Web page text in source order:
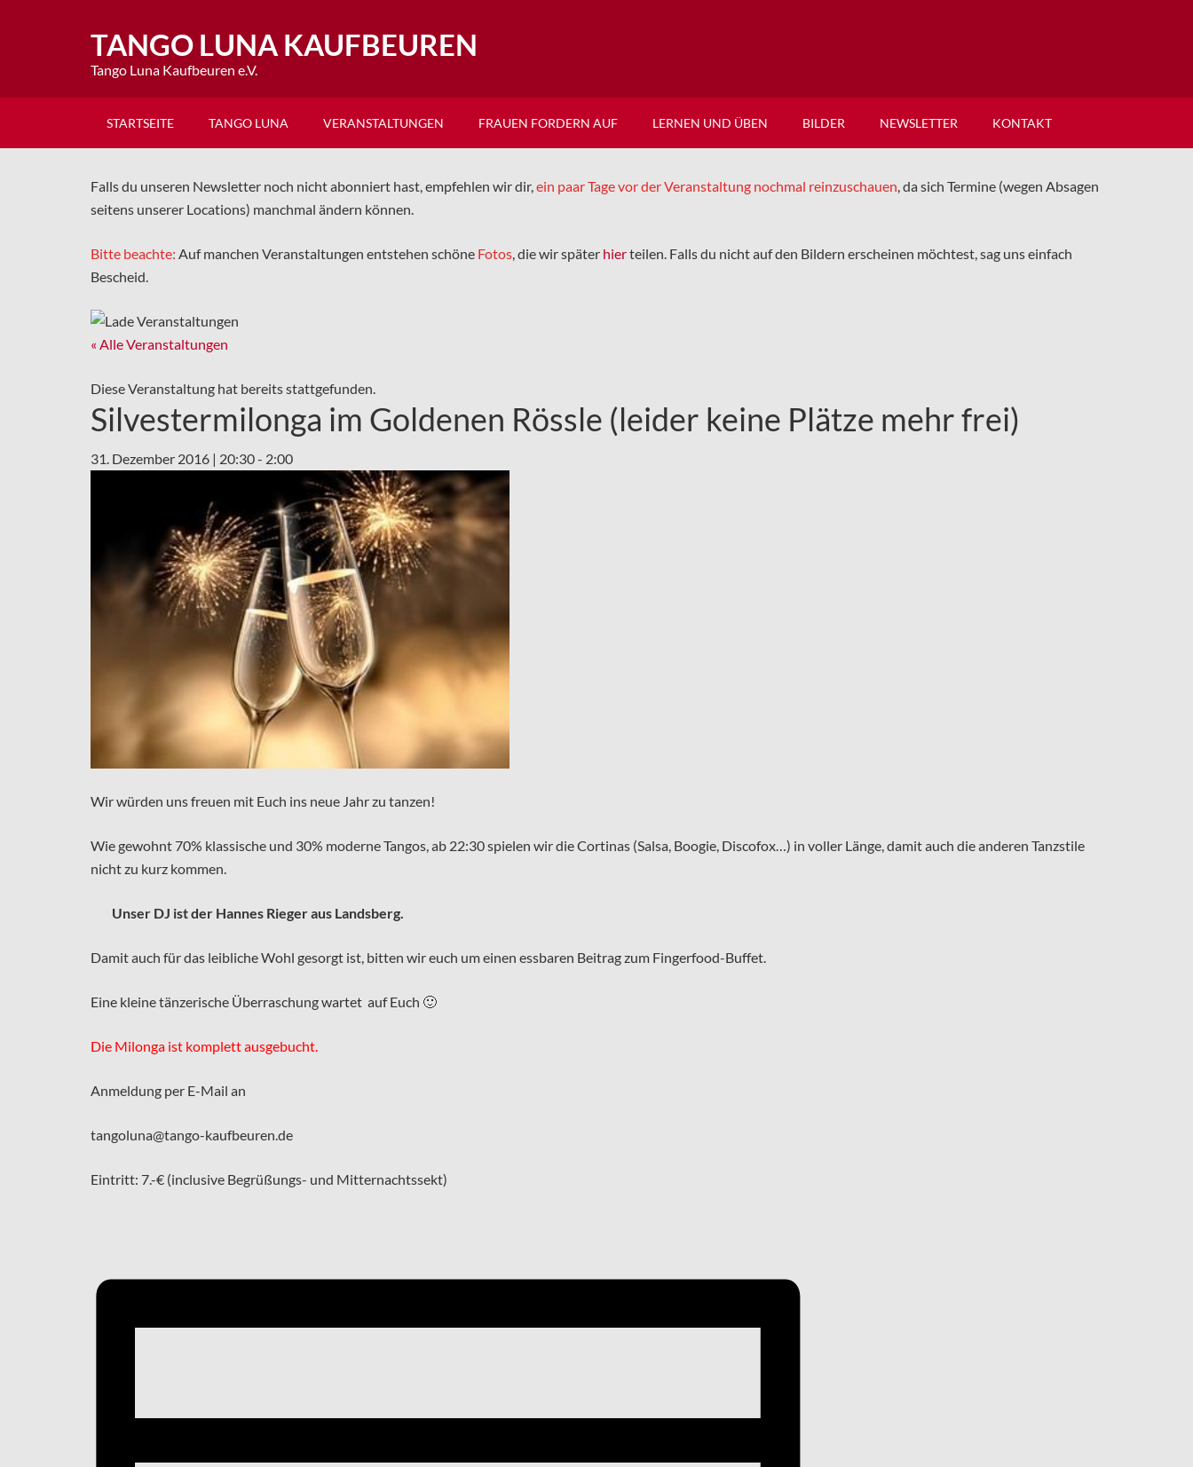
TANGO LUNA KAUFBEUREN
Tango Luna Kaufbeuren e.V.
STARTSEITE TANGO LUNA VERANSTALTUNGEN FRAUEN FORDERN AUF LERNEN UND ÜBEN BILDER NEWSLETTER KONTAKT
Falls du unseren Newsletter noch nicht abonniert hast, empfehlen wir dir,ein paar Tage vor der Veranstaltung nochmal reinzuschauen, da sich Termine (wegen Absagen
seitens unserer Locations) manchmal ändern können.
Bitte beachte: Auf manchen Veranstaltungen entstehen schöne Fotos, die wir später hierteilen. Falls du nicht auf den Bildern erscheinen möchtest, sag uns einfach
Bescheid.
« Alle Veranstaltungen
Diese Veranstaltung hat bereits stattgefunden.
Silvestermilonga im Goldenen Rössle (leider keine Plätze mehr frei)
31. Dezember 2016 | 20:30- 2:00
Wir würden uns freuen mit Euch ins neue Jahr zu tanzen!
Wie gewohnt 70% klassische und 30% moderne Tangos, ab 22:30 spielen wir die Cortinas (Salsa, Boogie, Discofox…) in voller Länge, damit auch die anderen Tanzstile
nicht zu kurz kommen.
Unser DJ ist der Hannes Rieger aus Landsberg.
Damit auch für das leibliche Wohl gesorgt ist, bitten wir euch um einen essbaren Beitrag zum Fingerfood-Buffet.
Eine kleine tänzerische Überraschung wartet auf Euch 🙂
Die Milonga ist komplett ausgebucht.
Anmeldung per E-Mail an
tangoluna@tango-kaufbeuren.de
Eintritt: 7.-€ (inclusive Begrüßungs- und Mitternachtssekt)